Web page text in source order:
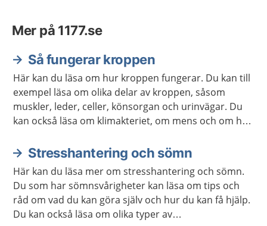
Mer på 1177.se
Så fungerar kroppen
Här kan du läsa om hur kroppen fungerar. Du kan till
exempel läsa om olika delar av kroppen, såsom
muskler, leder, celler, könsorgan och urinvägar. Du
kan också läsa om klimakteriet, om mens och om hur
Stresshantering och sömn
Här kan du läsa mer om stresshantering och sömn.
Du som har sömnsvårigheter kan läsa om tips och
råd om vad du kan göra själv och hur du kan få hjälp.
Du kan också läsa om olika typer av